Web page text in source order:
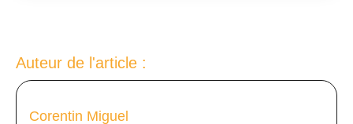
I
Auteur de l'article :
Corentin Miguel